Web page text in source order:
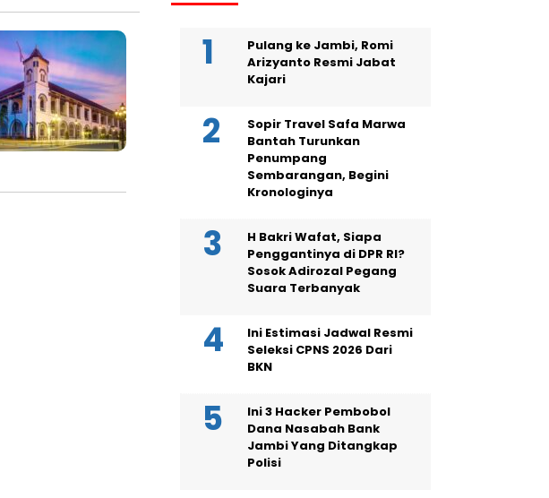
Pulang ke Jambi, Romi
Arizyanto Resmi Jabat
Kajari
Sopir Travel Safa Marwa
Bantah Turunkan
Penumpang
Sembarangan, Begini
Kronologinya
H Bakri Wafat, Siapa
Penggantinya di DPR RI?
Sosok Adirozal Pegang
Suara Terbanyak
Ini Estimasi Jadwal Resmi
Seleksi CPNS 2026 Dari
BKN
Ini 3 Hacker Pembobol
Dana Nasabah Bank
Jambi Yang Ditangkap
Polisi